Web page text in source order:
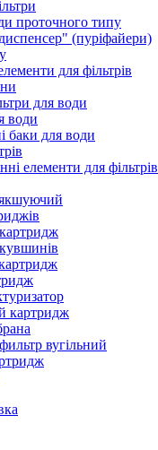
проточного типу
(пуріфайери)
для фільтрів
для води
води
баки для води
елементи для фільтрів
картридж
вугільний